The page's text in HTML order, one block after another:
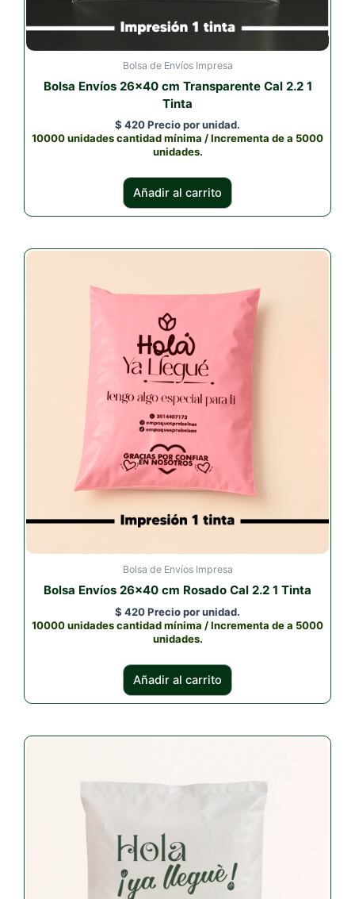
Bolsa de Envíos Impresa
Bolsa Envíos 26×40 cm Transparente Cal 2.2 1
Tinta
$ 420Precio por unidad.
10000 unidades cantidad mínima / Incrementa de a 5000
unidades.
Añadir al carrito
Bolsa de Envíos Impresa
Bolsa Envíos 26×40 cm Rosado Cal 2.2 1 Tinta
$ 420Precio por unidad.
10000 unidades cantidad mínima / Incrementa de a 5000
unidades.
Añadir al carrito